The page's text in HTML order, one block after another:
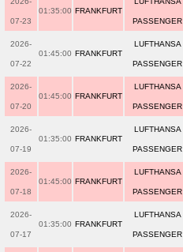
07-23
01:35:00 FRANKFURT
PASSENGER
2026-
07-22
01:45:00 FRANKFURT
LUFTHANSA
PASSENGER
2026-
07-20
01:45:00 FRANKFURT
LUFTHANSA
PASSENGER
2026-
07-19
01:35:00 FRANKFURT
LUFTHANSA
PASSENGER
2026-
07-18
01:45:00 FRANKFURT
LUFTHANSA
PASSENGER
2026-
07-17
01:35:00 FRANKFURT
LUFTHANSA
PASSENGER